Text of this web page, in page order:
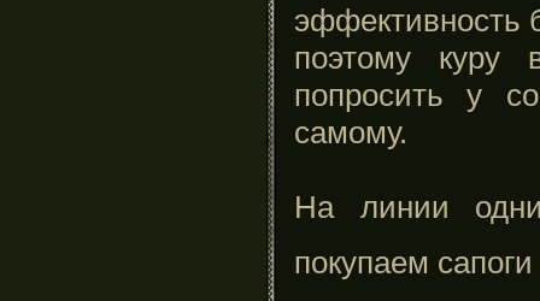
эффективность
поэтому куру
попросить у
самому.
На линии
покупаем сапоги